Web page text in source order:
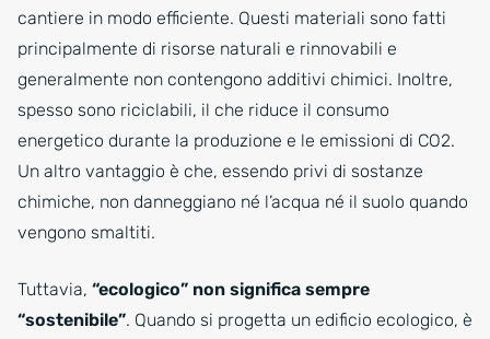
cantiere in modo efficiente. Questi materiali sono fatti
principalmente di risorse naturali e rinnovabili e
generalmente non contengono additivi chimici. Inoltre,
spesso sono riciclabili, il che riduce il consumo
energetico durante la produzione e le emissioni di CO2.
Un altro vantaggio è che, essendo privi di sostanze
chimiche, non danneggiano né l’acqua né il suolo quando
vengono smaltiti.
Tuttavia, “ecologico” non significa sempre
“sostenibile”. Quando si progetta un edificio ecologico, è